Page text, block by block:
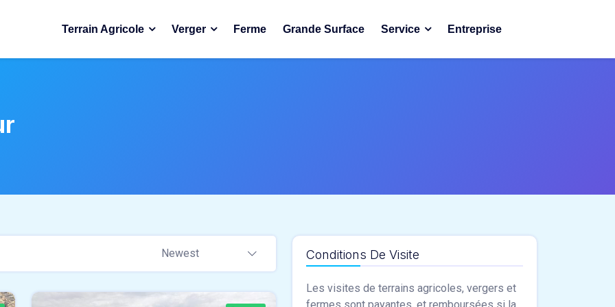
Terrain Agricole Verger Ferme Grande Surface Service Entreprise
Newest Conditions De Visite
Les visites de terrains agricoles, vergers et